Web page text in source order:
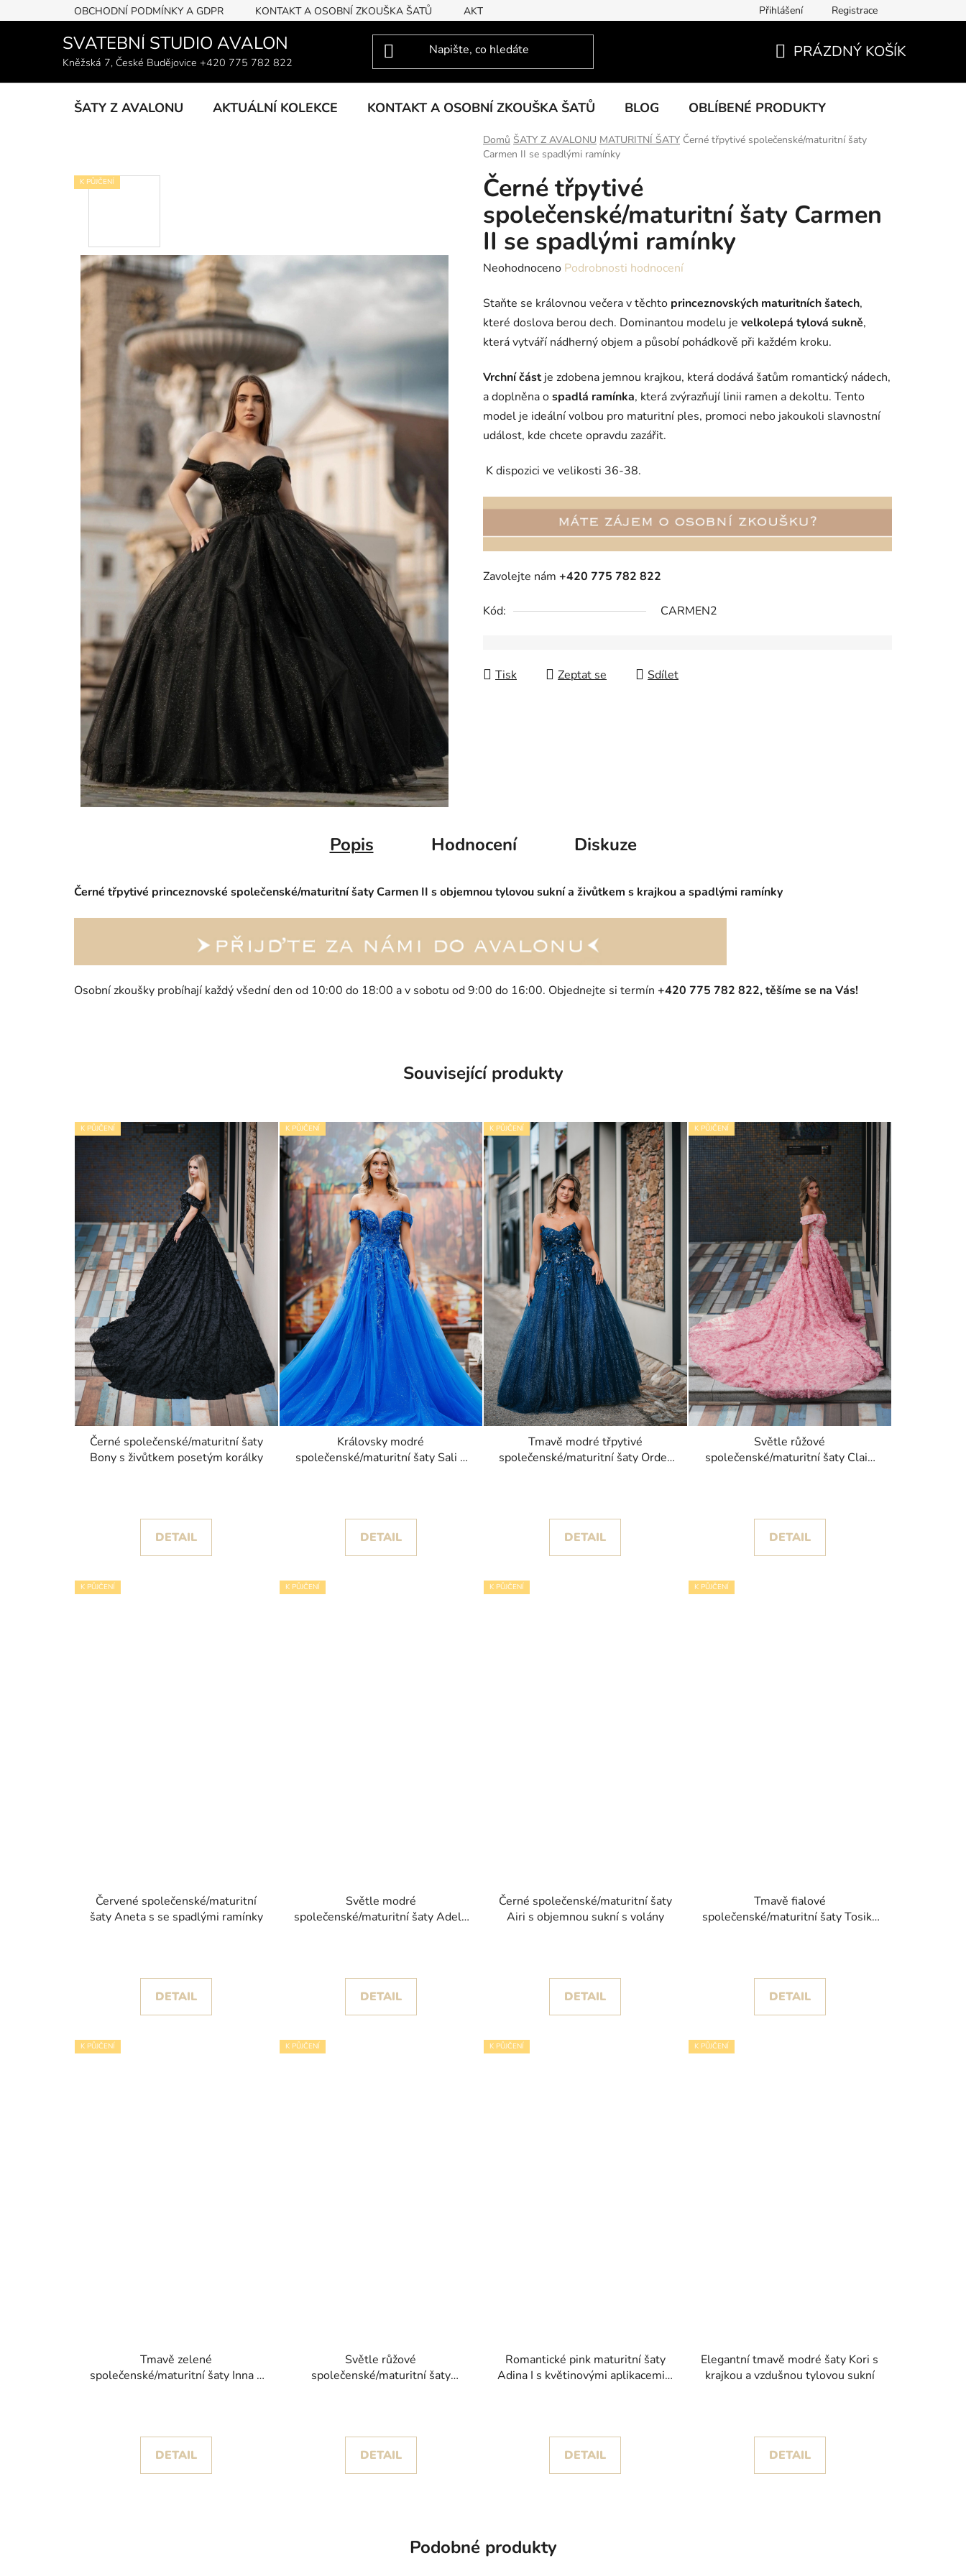
na
OBCHODNÍ PODMÍNKY A GDPR KONTAKT A OSOBNÍ ZKOUŠKA ŠATŮ AKTUÁLNÍ KOLEKCE Přihlášení Registrace
SVATEBNÍ STUDIO AVALON
Kněžská 7, České Budějovice +420 775 782 822
KOŠÍK
PRÁZDNÝ KOŠÍK
ŠATY Z AVALONU AKTUÁLNÍ KOLEKCE KONTAKT A OSOBNÍ ZKOUŠKA ŠATŮ BLOG OBLÍBENÉ PRODUKTY
Domů ŠATY Z AVALONU MATURITNÍ ŠATY Černé třpytivé společenské/maturitní šaty
Carmen II se spadlými ramínky
Černé třpytivé
společenské/maturitní šaty Carmen
II se spadlými ramínky
Průměrné
produktu
je
0,0
5
hvězdiček.
Neohodnoceno Podrobnosti hodnocení
Staňte se královnou večera v těchto princeznovských maturitních šatech,
které doslova berou dech. Dominantou modelu je velkolepá tylová sukně,
která vytváří nádherný objem a působí pohádkově při každém kroku.
Vrchní částje zdobena jemnou krajkou, která dodává šatům romantický nádech,
a doplněna ospadlá ramínka, která zvýrazňují linii ramen a dekoltu. Tento
model je ideální volbou pro maturitní ples, promoci nebo jakoukoli slavnostní
událost, kde chcete opravdu zazářit.
K dispozici ve velikosti 36-38.
Zavolejte nám +420 775 782 822
Kód: CARMEN2
Tisk Zeptat se Sdílet
K PŮJČENÍ
Popis Hodnocení Diskuze
Černé třpytivé princeznovské společenské/maturitní šaty Carmen II s objemnou tylovou sukní a živůtkem s krajkou a spadlými ramínky
Osobní zkoušky probíhají každý všední den od 10:00 do 18:00 a v sobotu od 9:00 do 16:00. Objednejte si termín +420 775 782 822, těšíme se na Vás!
Související produkty
K PŮJČENÍ
Černé společenské/maturitní šaty
Bony s živůtkem posetým korálky
DETAIL
K PŮJČENÍ
Královsky modré
společenské/maturitní šaty Sali s
DETAIL
K PŮJČENÍ
Tmavě modré třpytivé
společenské/maturitní šaty Order
DETAIL
K PŮJČENÍ
Světle růžové
společenské/maturitní šaty Claid
DETAIL
K PŮJČENÍ
Červené společenské/maturitní
šaty Aneta s se spadlými ramínky
DETAIL
K PŮJČENÍ
Světle modré
společenské/maturitní šaty Adela
DETAIL
K PŮJČENÍ
Černé společenské/maturitní šaty
Airi s objemnou sukní s volány
DETAIL
K PŮJČENÍ
Tmavě fialové
společenské/maturitní šaty Tosika
DETAIL
K PŮJČENÍ
Tmavě zelené
společenské/maturitní šaty Inna s
DETAIL
K PŮJČENÍ
Světle růžové
společenské/maturitní šaty
DETAIL
K PŮJČENÍ
Romantické pink maturitní šaty
Adina I s květinovými aplikacemi a
DETAIL
K PŮJČENÍ
Elegantní tmavě modré šaty Kori s
krajkou a vzdušnou tylovou sukní
DETAIL
Podobné produkty